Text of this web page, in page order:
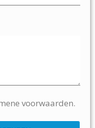
voorwaarden.